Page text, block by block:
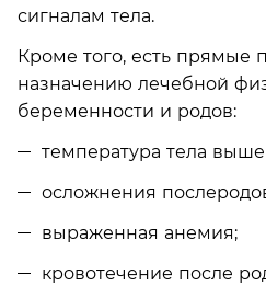
сигналам тела.
Кроме того, есть прямые
назначению лечебной
беременности и родов:
температура тела выше
осложнения
выраженная анемия;
кровотечение после